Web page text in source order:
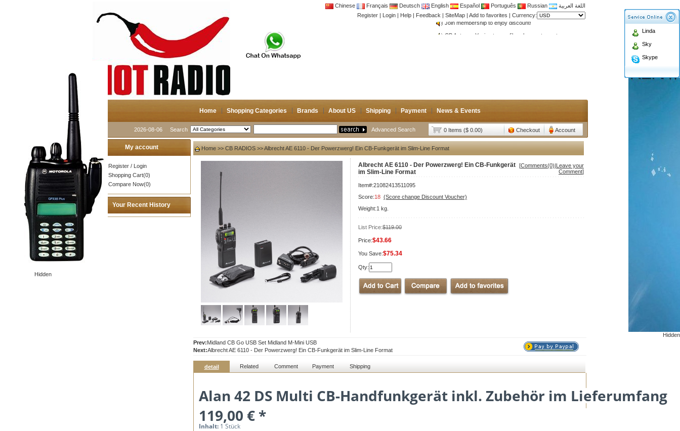
Chinese Français Deutsch English Español Português Russian
اللغة العربية
Register | Login | Help | Feedback | SiteMap | Add to favorites | Currency:
CB Antenna,Yagi antenna ,fiberglass antenna,two wa
Home Shopping Categories Brands About US Shipping Payment News & Events
2026-08-06 Search Advanced Search 0 Items ($ 0.00) Checkout Account
Hidden
Hidden
Linda
Sky
Skype
My account
Register / Login
Shopping Cart(0)
Compare Now(0)
Your Recent History
Home >> CB RADIOS >> Albrecht AE 6110 - Der Powerzwerg! Ein CB-Funkgerät im Slim-Line Format
Albrecht AE 6110 - Der Powerzwerg! Ein CB-Funkgerät
im Slim-Line Format
[Comments(0)|Leave your
Comment]
Item#:21082413511095
Score:18 (Score change Discount Voucher)
Weight:1 kg.
List Price:$119.00
Price:$43.66
You Save:$75.34
Qty:
Prev:Midland CB Go USB Set Midland M-Mini USB
Next:Albrecht AE 6110 - Der Powerzwerg! Ein CB-Funkgerät im Slim-Line Format
detail Related Comment Payment Shipping
Alan 42 DS Multi CB-Handfunkgerät inkl. Zubehör im Lieferumfang
119,00 € *
Inhalt: 1 Stück